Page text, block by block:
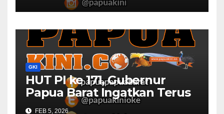
GKI
HUT PI ke 171, Gubernur
Papua Barat Ingatkan Terus
Jadi Garam dan Terang
FEB 5, 2026